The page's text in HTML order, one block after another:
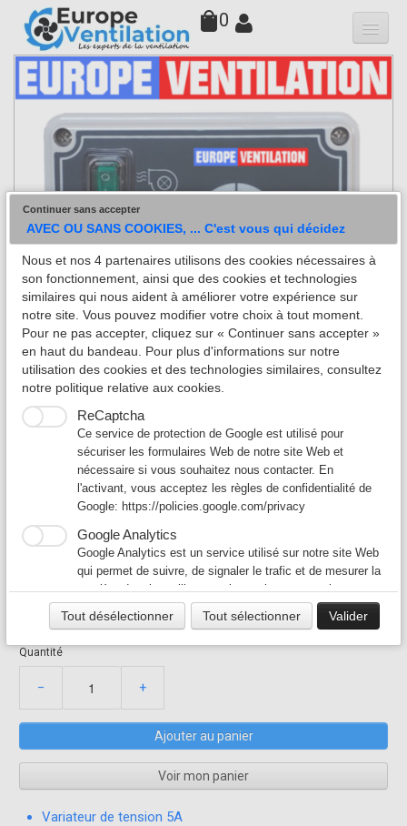
0
Qui sommes-nous
Hottes
Moteurs ▼
Variateurs
Accessoires
Filtres
Faq
Contact
Variateur hotte restaurant 5A - 230V
cuisine professionnelle - variateur
de tension monophasé
75,00 € 150,00 €
VAR5AFASAR
En stock, expédié dès demain
Quantité
− +
Ajouter au panier
Voir mon panier
Variateur de tension 5A
Continuer sans accepter
AVEC OU SANS COOKIES, ... C'est vous qui décidez
Nous et nos 4 partenaires utilisons des cookies nécessaires à
son fonctionnement, ainsi que des cookies et technologies
similaires qui nous aident à améliorer votre expérience sur
notre site. Vous pouvez modifier votre choix à tout moment.
Pour ne pas accepter, cliquez sur « Continuer sans accepter »
en haut du bandeau. Pour plus d'informations sur notre
utilisation des cookies et des technologies similaires, consultez
notre politique relative aux cookies.
ReCaptcha
Ce service de protection de Google est utilisé pour
sécuriser les formulaires Web de notre site Web et
nécessaire si vous souhaitez nous contacter. En
l'activant, vous acceptez les règles de confidentialité de
Google: https://policies.google.com/privacy
Google Analytics
Google Analytics est un service utilisé sur notre site Web
qui permet de suivre, de signaler le trafic et de mesurer la
manière dont les utilisateurs interagissent avec le contenu
de notre site Web afin de l’améliorer et de fournir de
meilleurs services.
contenu publicitaire. En l'activant, vous acceptez les
https://policies.google.com/technologies/ads?hl=fr
Tout désélectionner Tout sélectionner Valider